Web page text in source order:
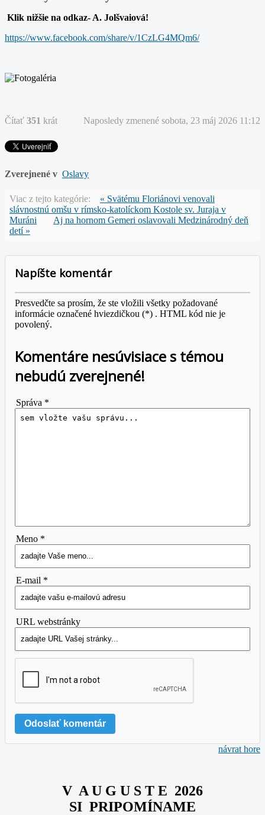
Klik nižšie na odkaz- A. Jolšvaiová!
https://www.facebook.com/share/v/1CzLG4MQm6/
Čítať 351 krát Naposledy zmenené sobota, 23 máj 2026 11:12
Zverejnené v Oslavy
Viac z tejto kategórie:
« Svätému Floriánovi venovali
slávnostnú omšu v rímsko-katolíckom Kostole sv. Juraja v
Muráni
Aj na hornom Gemeri oslavovali Medzinárodný deň
detí »
Napíšte komentár
Presvedčte sa prosím, že ste vložili všetky požadované
informácie označené hviezdičkou (*) . HTML kód nie je
povolený.
Komentáre nesúvisiace s témou
nebudú zverejnené!
Správa *
Meno *
E-mail *
URL webstránky
návrat hore
V A U G U S T E 2026
SI PRIPOMÍNAME